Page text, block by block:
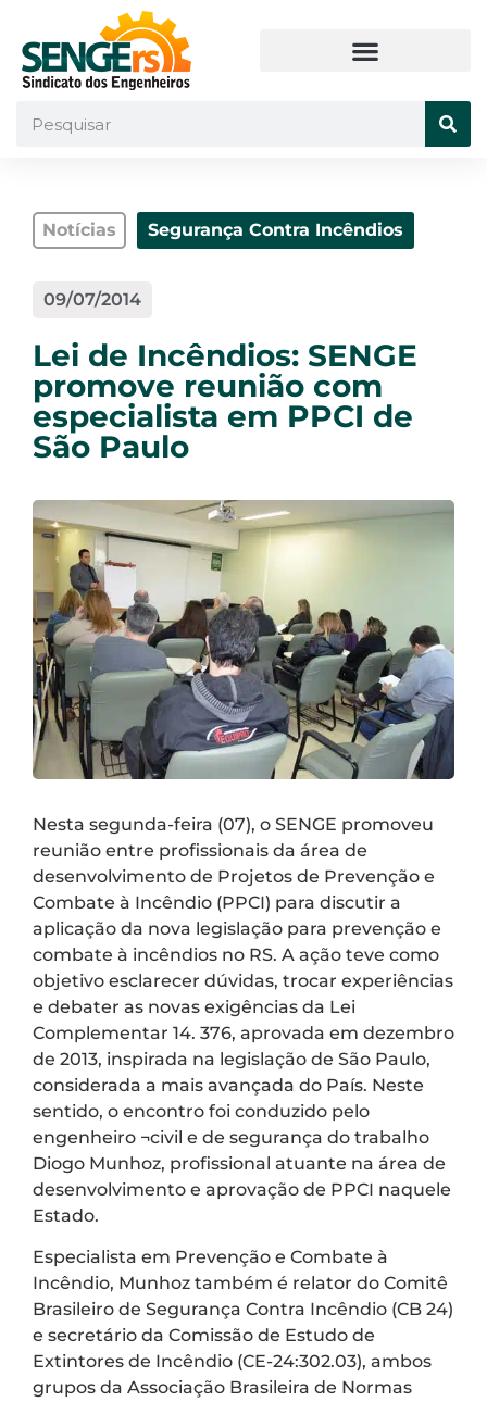
Notícias Segurança Contra Incêndios
09/07/2014
Lei de Incêndios: SENGE
promove reunião com
especialista em PPCI de
São Paulo
Nesta segunda-feira (07), o SENGE promoveu
reunião entre profissionais da área de
desenvolvimento de Projetos de Prevenção e
Combate à Incêndio (PPCI) para discutir a
aplicação da nova legislação para prevenção e
combate à incêndios no RS. A ação teve como
objetivo esclarecer dúvidas, trocar experiências
e debater as novas exigências da Lei
Complementar 14. 376, aprovada em dezembro
de 2013, inspirada na legislação de São Paulo,
considerada a mais avançada do País. Neste
sentido, o encontro foi conduzido pelo
engenheiro ¬civil e de segurança do trabalho
Diogo Munhoz, profissional atuante na área de
desenvolvimento e aprovação de PPCI naquele
Estado.
Especialista em Prevenção e Combate à
Incêndio, Munhoz também é relator do Comitê
Brasileiro de Segurança Contra Incêndio (CB 24)
e secretário da Comissão de Estudo de
Extintores de Incêndio (CE-24:302.03), ambos
grupos da Associação Brasileira de Normas